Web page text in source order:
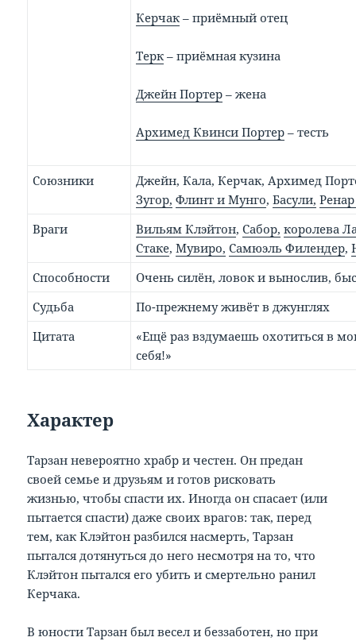
Керчак – приёмный отец
Терк – приёмная кузина
Джейн Портер – жена
Архимед Квинси Портер – тесть
Союзники
Джейн, Кала, Керчак, Архимед
Зугор, Флинт и Мунго,Басули,
Враги
Вильям Клэйтон,Сабор, королева
Стаке,Мувиро, Самюэль Филендер,
Способности
Очень силён, ловок и вынослив,
Судьба
По-прежнему живёт в джунглях
Цитата
«Ещё раз вздумаешь охотиться в
себя!»
Характер
Тарзан невероятно храбр и честен. Он предан
своей семье и друзьям и готов рисковать
жизнью, чтобы спасти их. Иногда он спасает (или
пытается спасти) даже своих врагов: так, перед
тем, как Клэйтон разбился насмерть, Тарзан
пытался дотянуться до него несмотря на то, что
Клэйтон пытался его убить и смертельно ранил
Керчака.
В юности Тарзан был весел и беззаботен, но при